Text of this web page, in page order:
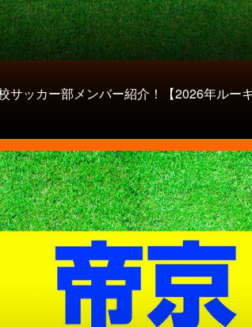
サッカー部メンバー紹介！【2026年ルー